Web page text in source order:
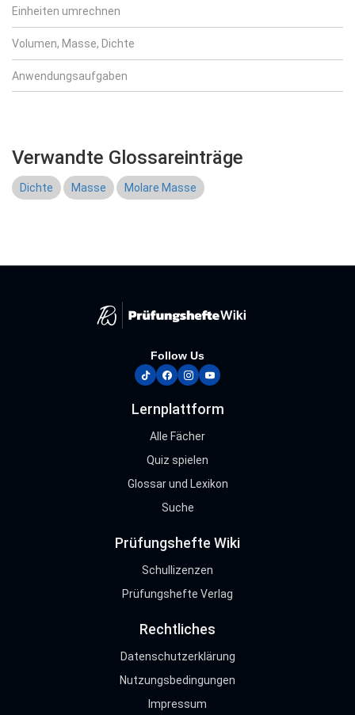
Einheiten umrechnen
Volumen, Masse, Dichte
Anwendungsaufgaben
Verwandte Glossareinträge
Dichte Masse Molare Masse
Follow Us
tiktokfacebook
instagram
youtube
Lernplattform
Alle Fächer
Quiz spielen
Glossar und Lexikon
Suche
Prüfungshefte Wiki
Schullizenzen
Prüfungshefte Verlag
Rechtliches
Datenschutzerklärung
Nutzungsbedingungen
Impressum